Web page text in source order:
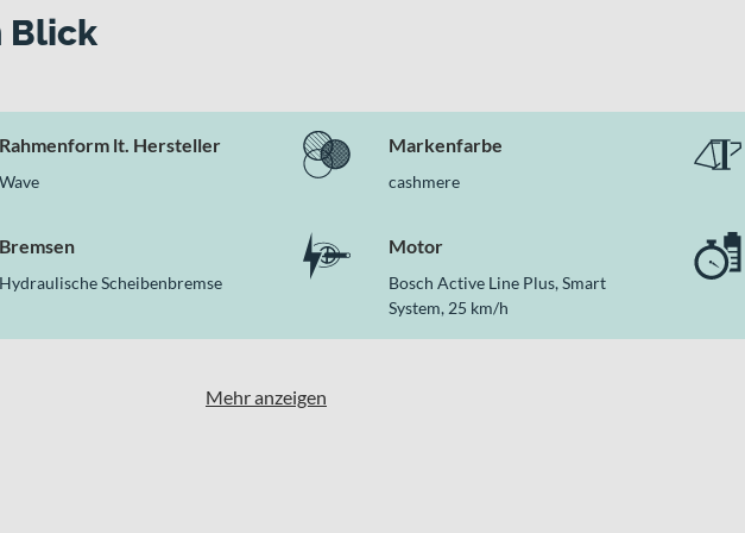
Lockout
überzeugt
4 LSTH mit einer durchdachten Kombination aus Komfort, moderner Bosch-
Riemenantrieb und die hydraulischen Scheibenbremsen greifen harmonisch ineinander
Blick
Rahmenform lt. Hersteller
Wave
Markenfarbe
cashmere
Bremsen
Hydraulische Scheibenbremse
Motor
Bosch Active Line Plus, Smart
System, 25 km/h
Mehr anzeigen